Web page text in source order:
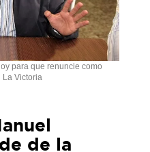
para que renuncie como
La Victoria
de la